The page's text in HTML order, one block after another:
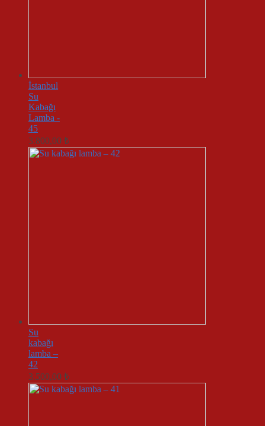
İstanbul
Su
Kabağı
Lamba -
45
3.800,00 ₺
Su
kabağı
lamba –
42
3.500,00 ₺